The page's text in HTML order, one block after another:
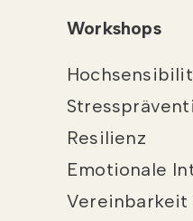
Workshops
Resilienz
Emotionale
Vereinbarkeit